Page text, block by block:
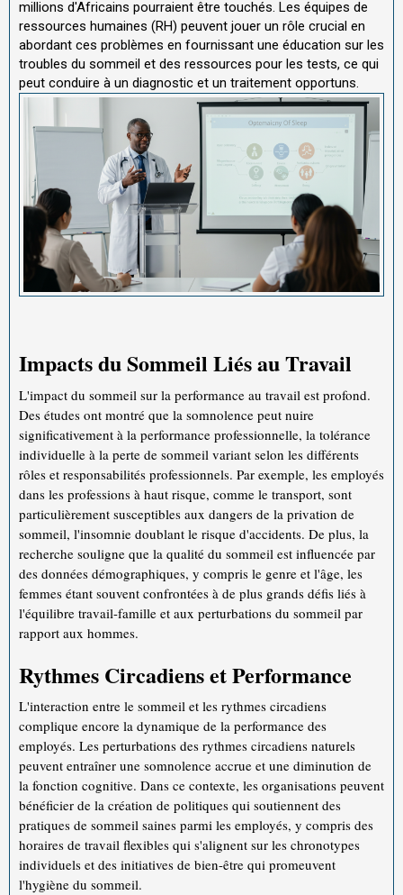
millions d'Africains pourraient être touchés. Les équipes de
ressources humaines (RH) peuvent jouer un rôle crucial en
abordant ces problèmes en fournissant une éducation sur les
troubles du sommeil et des ressources pour les tests, ce qui
peut conduire à un diagnostic et un traitement opportuns.
Impacts du Sommeil Liés au Travail
L'impact du sommeil sur la performance au travail est profond.
Des études ont montré que la somnolence peut nuire
significativement à la performance professionnelle, la tolérance
individuelle à la perte de sommeil variant selon les différents
rôles et responsabilités professionnels. Par exemple, les employés
dans les professions à haut risque, comme le transport, sont
particulièrement susceptibles aux dangers de la privation de
sommeil, l'insomnie doublant le risque d'accidents. De plus, la
recherche souligne que la qualité du sommeil est influencée par
des données démographiques, y compris le genre et l'âge, les
femmes étant souvent confrontées à de plus grands défis liés à
l'équilibre travail-famille et aux perturbations du sommeil par
rapport aux hommes.
Rythmes Circadiens et Performance
L'interaction entre le sommeil et les rythmes circadiens
complique encore la dynamique de la performance des
employés. Les perturbations des rythmes circadiens naturels
peuvent entraîner une somnolence accrue et une diminution de
la fonction cognitive. Dans ce contexte, les organisations peuvent
bénéficier de la création de politiques qui soutiennent des
pratiques de sommeil saines parmi les employés, y compris des
horaires de travail flexibles qui s'alignent sur les chronotypes
individuels et des initiatives de bien-être qui promeuvent
l'hygiène du sommeil.